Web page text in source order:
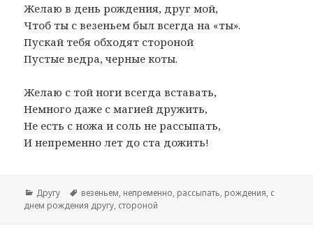
Желаю в день рождения, друг мой,
Чтоб ты с везеньем был всегда на «ты».
Пускай тебя обходят стороной
Пустые ведра, черные коты.
Желаю с той ноги всегда вставать,
Немного даже с магией дружить,
Не есть с ножа и соль не рассыпать,
И непременно лет до ста дожить!
Рубрики
Другу Метки
везеньем, непременно, рассыпать, рождения, с
днем рождения другу, стороной